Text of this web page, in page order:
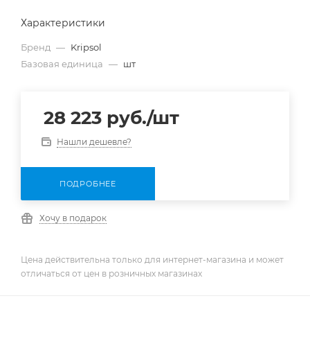
Характеристики
Бренд — Kripsol
Базовая единица — шт
28 223 руб./шт
Нашли дешевле?
ПОДРОБНЕЕ
Хочу в подарок
Цена действительна только для интернет-магазина и может
отличаться от цен в розничных магазинах